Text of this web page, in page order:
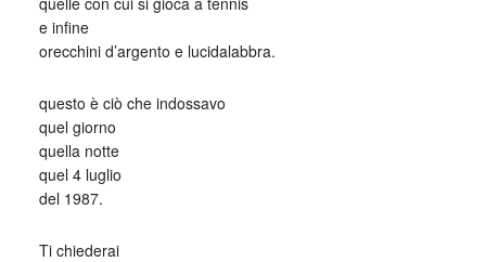
e infine
orecchini d’argento e lucidalabbra.
questo è ciò che indossavo
quel giorno
quella notte
quel 4 luglio
del 1987.
Ti chiederai